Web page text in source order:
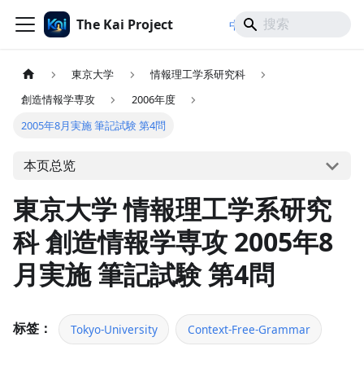
The Kai Project 中文/ 日本語
東京大学
情報理工学系研究科
創造情報学専攻
2006年度
2005年8月実施 筆記試験 第4問
本页总览
東京大学 情報理工学系研究
科 創造情報学専攻 2005年8
月実施 筆記試験 第4問
标签： Tokyo-University Context-Free-Grammar